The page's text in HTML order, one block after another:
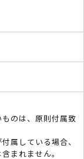
のは、原則付属致
属している場合、
まれません。